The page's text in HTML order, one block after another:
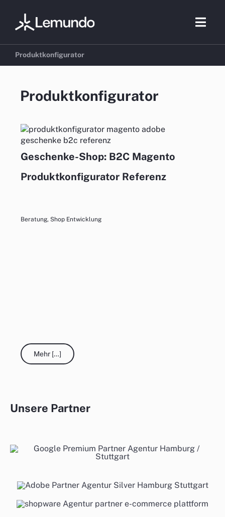
springen
Produktkonfigurator
Produktkonfigurator
Geschenke-Shop: B2C Magento
Produktkonfigurator Referenz
Beratung, Shop Entwicklung
Mehr […]
Unsere Partner